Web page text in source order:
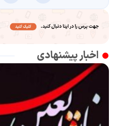
اخبار پیشنهادی